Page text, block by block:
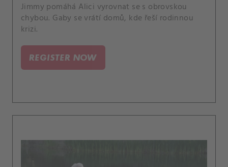
Jimmy pomáhá Alici vyrovnat se s obrovskou
chybou. Gaby se vrátí domů, kde řeší rodinnou
krizi.
REGISTER NOW